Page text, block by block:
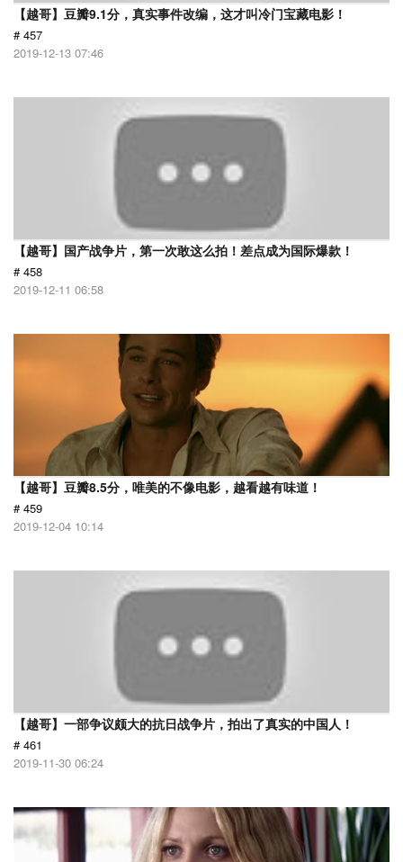
【越哥】豆瓣9.1分，真实事件改编，这才叫冷门宝藏电影！
# 457
2019-12-13 07:46
【越哥】国产战争片，第一次敢这么拍！差点成为国际爆款！
# 458
2019-12-11 06:58
【越哥】豆瓣8.5分，唯美的不像电影，越看越有味道！
# 459
2019-12-04 10:14
【越哥】一部争议颇大的抗日战争片，拍出了真实的中国人！
# 461
2019-11-30 06:24